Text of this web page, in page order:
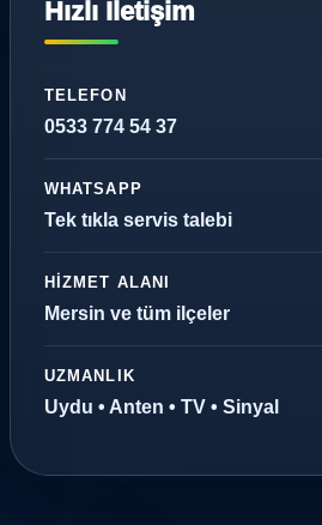
Hızlı İletişim
TELEFON
0533 774 54 37
WHATSAPP
Tek tıkla servis talebi
HIZMET ALANI
Mersin ve tüm ilçeler
UZMANLIK
Uydu • Anten • TV • Sinyal